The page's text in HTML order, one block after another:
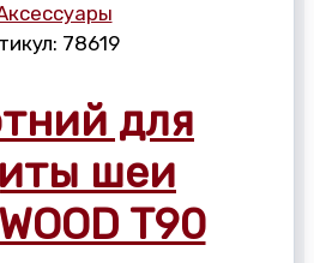
78619
для
шеи
T90